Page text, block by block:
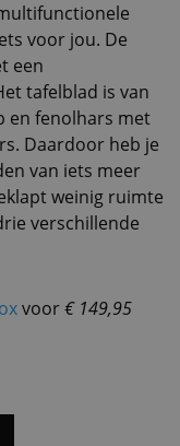
voor jou. De
een
tafelblad is van
en fenolhars met
Daardoor heb je
van iets meer
weinig ruimte
verschillende
voor€ 149,95